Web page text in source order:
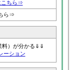
ら⇒
）が分かる⇓⇓
ーション
ス